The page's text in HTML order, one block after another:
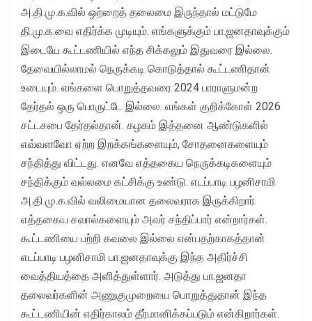
அ.தி.மு.க.வில் ஒற்றைத் தலைமை இருந்தால் மட்டுமே
தி.மு.க.வை எதிர்க்க முடியும். எங்களுக்கும் பா.ஜனதாவுக்கும்
இடையே கூட்டணியில் எந்த சிக்கலும் இதுவரை இல்லை.
தேவையில்லாமல் நெருக்கடி கொடுத்தால் கூட்டணிதான்
உடையும். எங்களை பொறுத்தவரை 2024 பாராளுமன்ற
தேர்தல் ஒரு பொருட்டே இல்லை. எங்கள் குறிக்கோள் 2026
சட்டசபை தேர்தல்தான். கழகம் இத்தனை ஆண்டுகளில்
எவ்வளவோ ஏற்ற இறக்கங்களையும், சோதனைகளையும்
சந்தித்து விட்டது. எனவே எத்தகைய நெருக்கடிகளையும்
சந்திக்கும் வல்லமை கட்சிக்கு உண்டு. எடப்பாடி பழனிசாமி
அ.தி.மு.க.வில் வலிமையான தலைவராக இருக்கிறார்.
எத்தகைய சவால்களையும் அவர் சந்திப்பார் என்றார்கள்.
கூட்டணியை பற்றி கவலை இல்லை என்பதற்காகத்தான்
எடப்பாடி பழனிசாமி பா.ஜனதாவுக்கு இந்த அதிர்ச்சி
வைத்தியத்தை அளித்துள்ளார். அடுத்து பா.ஜனதா
தலைவர்களின் அணுகுமுறையை பொறுத்துதான் இந்த
கூட்டணியின் எதிர்காலம் தீர்மானிக்கப்படும் என்கிறார்கள்.